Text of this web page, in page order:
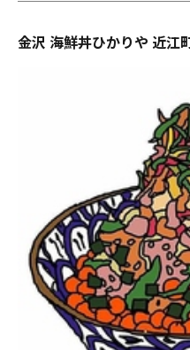
金沢 海鮮丼ひかりや 近江